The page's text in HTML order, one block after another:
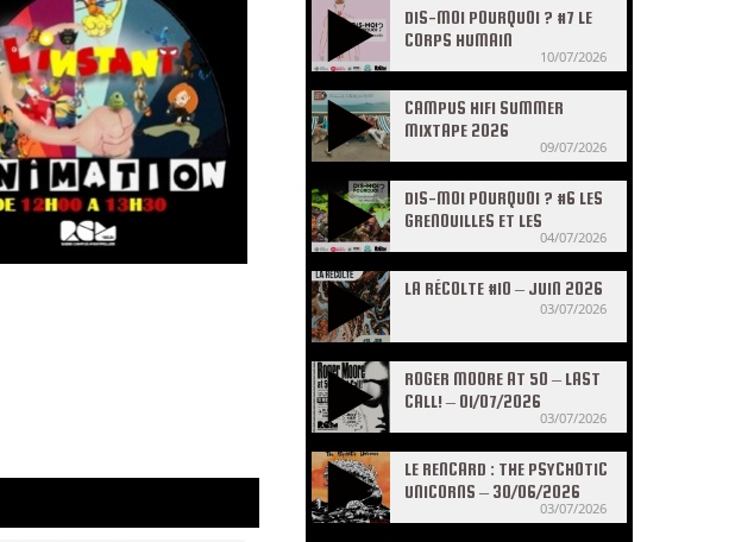
DIS-MOI POURQUOI ? #7 LE
CORPS HUMAIN
10/07/2026
CAMPUS HIFI SUMMER
MIXTAPE 2026
09/07/2026
DIS-MOI POURQUOI ? #6 LES
GRENOUILLES ET LES
04/07/2026
LA RÉCOLTE #10 – JUIN 2026
03/07/2026
ROGER MOORE AT 50 – LAST
CALL! – 01/07/2026
03/07/2026
LE RENCARD : THE PSYCHOTIC
UNICORNS – 30/06/2026
03/07/2026